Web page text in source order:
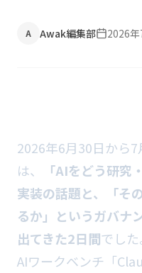
A Awak編集部 2026
2026年6月30日から
は、
「AIをどう研究
実装の話題と、「そ
るか」というガバナ
出てきた2日間でし
AIワークベンチ「